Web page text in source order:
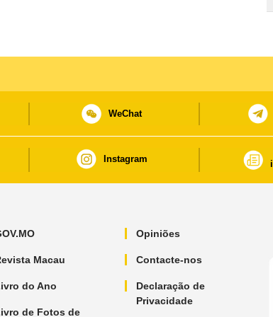
WeChat
Instagram
Macau
do Ano
de Fotos de
Opiniões
Contacte-nos
Declaração de
Privacidade